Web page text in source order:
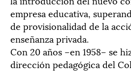
empresa educativa,
de provisionalidad de la
enseñanza privada.
Con 20 años –en 1958– se
dirección pedagógica del